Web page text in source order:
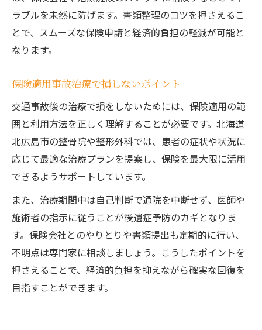
ラブルを未然に防げます。書類整理のコツを押さえるこ
とで、スムーズな保険申請と経済的負担の軽減が可能と
なります。
保険適用事故治療で損しないポイント
交通事故後の治療で損をしないためには、保険適用の範
囲と利用方法を正しく理解することが必要です。北海道
北広島市の整骨院や整形外科では、患者の症状や状況に
応じて最適な治療プランを提案し、保険を最大限に活用
できるようサポートしています。
また、治療期間中は自己判断で通院を中断せず、医師や
施術者の指示に従うことが後遺症予防のカギとなりま
す。保険会社とのやりとりや書類提出も定期的に行い、
不明点は専門家に相談しましょう。こうしたポイントを
押さえることで、経済的負担を抑えながら確実な回復を
目指すことができます。